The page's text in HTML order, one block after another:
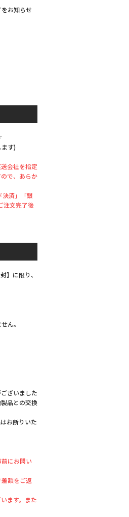
お知らせ
す)
会社を指定
で、あらか
決済」「銀
注文完了後
】に限り、
ん。
ざいました
品との交換
お断りいた
にお問い
額をご返
ます。また